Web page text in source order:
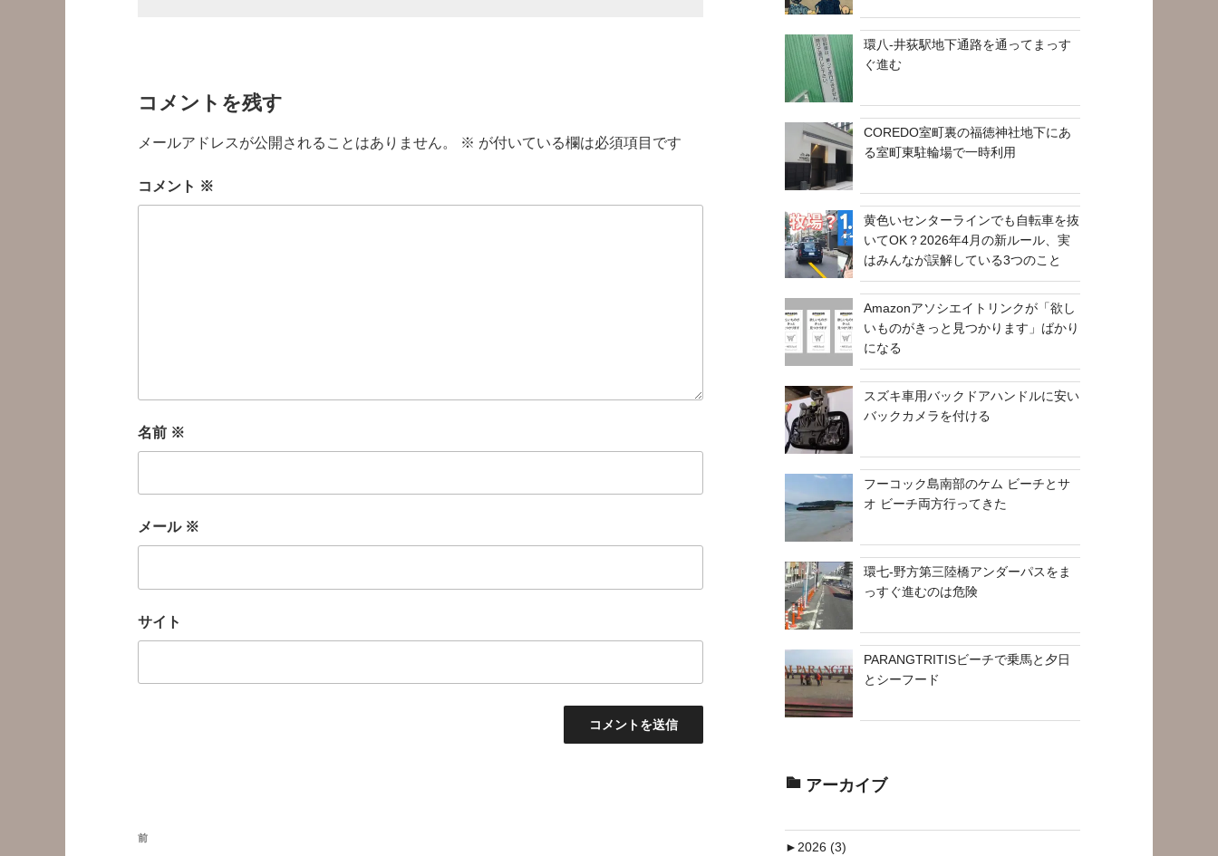
コメントを残す
メールアドレスが公開されることはありません。 ※ が付いている欄は必須項目です
コメント ※
名前 ※
メール ※
サイト
投
前
前
環八-井荻駅地下通路を通ってまっす
ぐ進む
COREDO室町裏の福徳神社地下にあ
る室町東駐輪場で一時利用
黄色いセンターラインでも自転車を抜
いてOK？2026年4月の新ルール、実
はみんなが誤解している3つのこと
Amazonアソシエイトリンクが「欲し
いものがきっと見つかります」ばかり
になる
スズキ車用バックドアハンドルに安い
バックカメラを付ける
フーコック島南部のケム ビーチとサ
オ ビーチ両方行ってきた
環七-野方第三陸橋アンダーパスをま
っすぐ進むのは危険
PARANGTRITISビーチで乗馬と夕日
とシーフード
アーカイブ
►2026 (3)